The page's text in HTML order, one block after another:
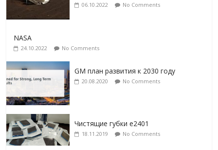
06.10.2022 No Comments
NASA
24.10.2022 No Comments
GM план развития к 2030 году
20.08.2020 No Comments
Чистящие губки e2401
18.11.2019 No Comments